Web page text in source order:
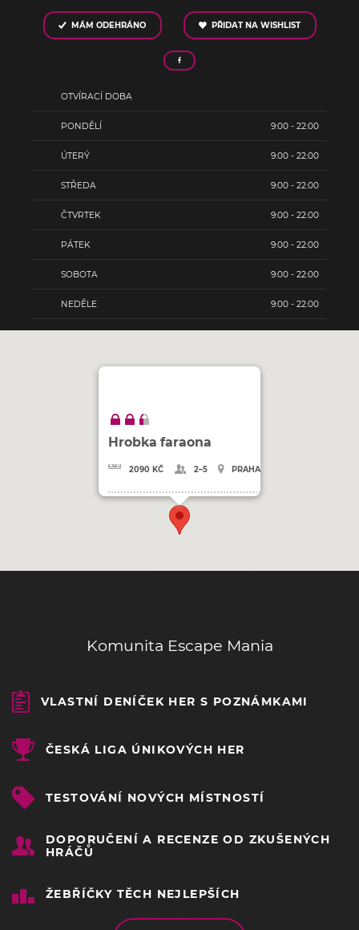
MÁM ODEHRÁNO PŘIDAT NA WISHLIST
OTVÍRACÍ DOBA
PONDĚLÍ 9:00 - 22:00
ÚTERÝ 9:00 - 22:00
STŘEDA 9:00 - 22:00
ČTVRTEK 9:00 - 22:00
PÁTEK 9:00 - 22:00
SOBOTA 9:00 - 22:00
NEDĚLE 9:00 - 22:00
Hrobka faraona
2090 KČ 2–5 PRAHA
Komunita Escape Mania
VLASTNÍ DENÍČEK HER S POZNÁMKAMI
ČESKÁ LIGA ÚNIKOVÝCH HER
TESTOVÁNÍ NOVÝCH MÍSTNOSTÍ
DOPORUČENÍ A RECENZE OD ZKUŠENÝCH
HRÁČŮ
ŽEBŘÍČKY TĚCH NEJLEPŠÍCH